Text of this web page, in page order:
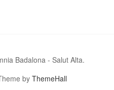
Badalona - Salut Alta.
byThemeHall